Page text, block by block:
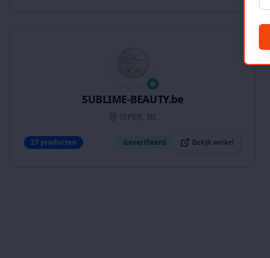
SUBLIME-BEAUTY.be
IEPER, BE
27 producten Geverifieerd Bekijk winkel